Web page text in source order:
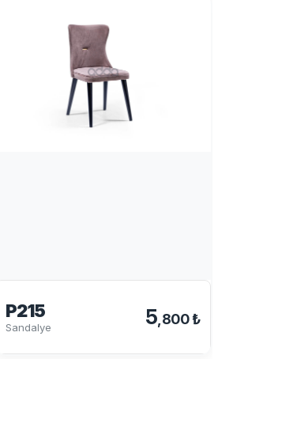
P215
Sandalye 5,800 ₺